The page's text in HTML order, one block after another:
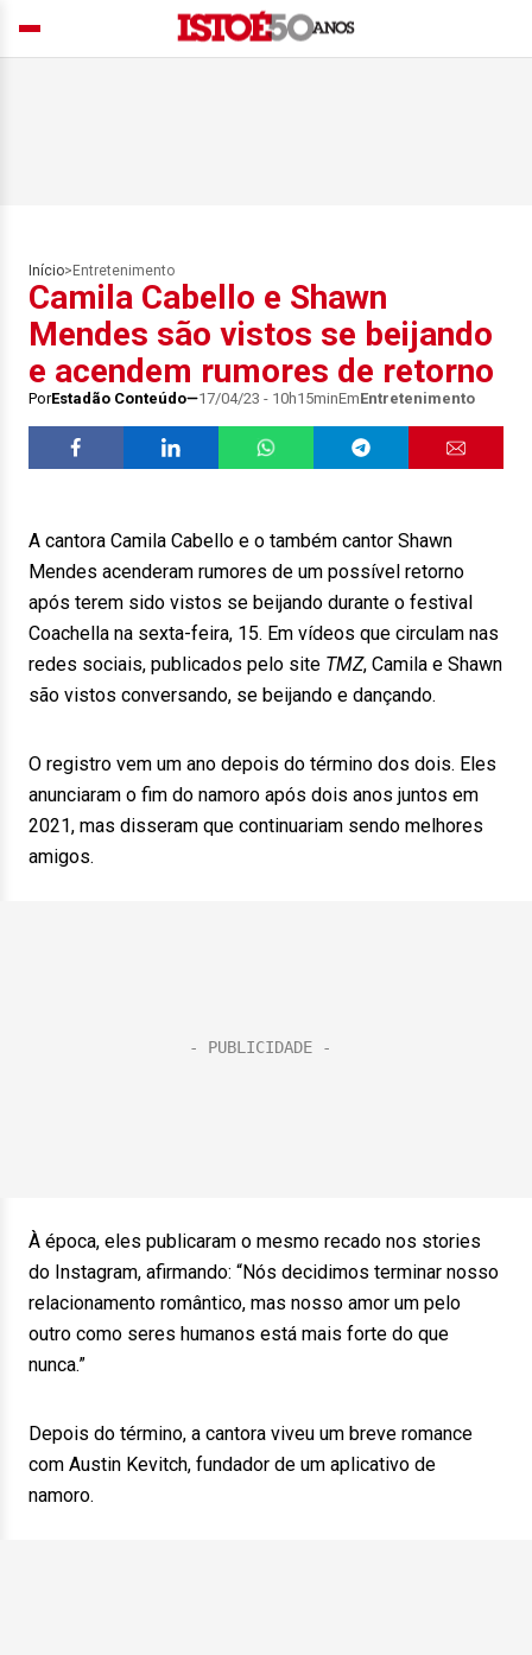
Início> Entretenimento
Camila Cabello e Shawn
Mendes são vistos se beijando
e acendem rumores de retorno
PorEstadão Conteúdo 17/04/23 - 10h15minEmEntretenimento
A cantora Camila Cabello e o também cantor Shawn
Mendes acenderam rumores de um possível retorno
após terem sido vistos se beijando durante o festival
Coachella na sexta-feira, 15. Em vídeos que circulam nas
redes sociais, publicados pelo site TMZ, Camila e Shawn
são vistos conversando, se beijando e dançando.
O registro vem um ano depois do término dos dois. Eles
anunciaram o fim do namoro após dois anos juntos em
2021, mas disseram que continuariam sendo melhores
amigos.
À época, eles publicaram o mesmo recado nos stories
do Instagram, afirmando: “Nós decidimos terminar nosso
relacionamento romântico, mas nosso amor um pelo
outro como seres humanos está mais forte do que
nunca.”
Depois do término, a cantora viveu um breve romance
com Austin Kevitch, fundador de um aplicativo de
namoro.